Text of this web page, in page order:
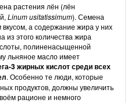
растения лён (лён
Linum usitatissimum). Семена
а содержание жира у них
из этого количества жира
полиненасыщенной
льняное масло имеет
3 жирных кислот среди всех
. Особенно те люди, которые
продуктов, должны увеличить
рационе и немного